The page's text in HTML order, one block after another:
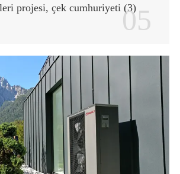
projesi, çek cumhuriyeti (3)05